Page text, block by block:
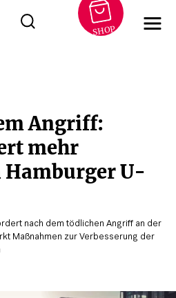
SHOP
Angriff:
mehr
Hamburger U-
nach dem tödlichen Angriff an der
Maßnahmen zur Verbesserung der